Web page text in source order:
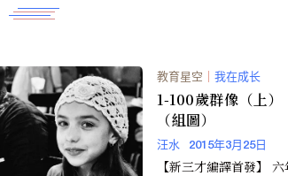
教育星空 ｜ 我在成长
1-100歲群像（上）
（組圖）
汪水 2015年3月25日
【新三才編譯首發】